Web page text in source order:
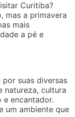
Curitiba?
mas a primavera
mais
a pé e
suas diversas
natureza, cultura
e encantador.
um ambiente que